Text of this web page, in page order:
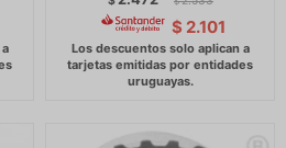
$ 2.101